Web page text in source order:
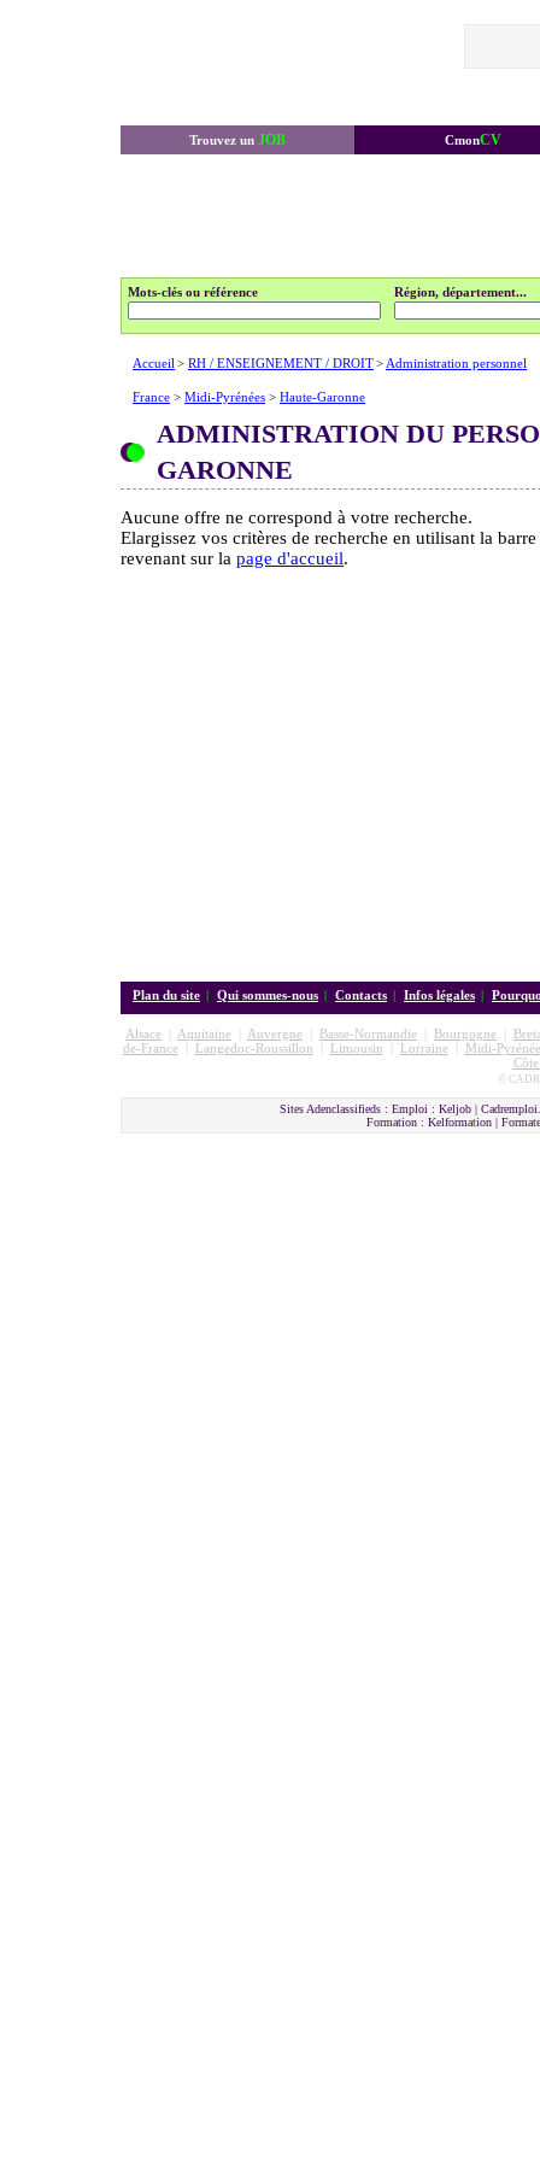
Trouvez un JOB CmonCV
Mots-clés ou référence Région, département...
Accueil > RH / ENSEIGNEMENT / DROIT> Administration personnel
France > Midi-Pyrénées > Haute-Garonne
ADMINISTRATION DU
GARONNE
Aucune offre ne correspond à votre recherche.
Elargissez vos critères de recherche en utilisant la
revenant sur la page d'accueil.
Plan du site | Qui sommes-nous | Contacts | Infos légales |
Alsace Aquitaine Auvergne Basse-Normandie Bourgogne
de-France| Langedoc-Roussillon Limousin Lorraine|
Midi-
©
Sites Adenclassifieds : Emploi : Keljob |
Formation : Kelformation |